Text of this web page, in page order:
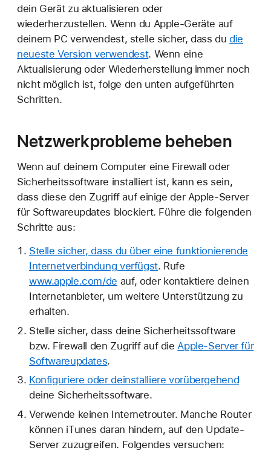
dein Gerät zu aktualisieren oder
wiederherzustellen. Wenn du Apple-Geräte auf
deinem PC verwendest, stelle sicher, dass dudie
neueste Version verwendest. Wenn eine
Aktualisierung oder Wiederherstellung immer noch
nicht möglich ist, folge den unten aufgeführten
Schritten.
Netzwerkprobleme beheben
Wenn auf deinem Computer eine Firewall oder
Sicherheitssoftware installiert ist, kann es sein,
dass diese den Zugriff auf einige der Apple-Server
für Softwareupdates blockiert. Führe die folgenden
Schritte aus:
Stelle sicher, dass du über eine funktionierende
Internetverbindung verfügst. Rufe
www.apple.com/de auf, oder kontaktiere deinen
Internetanbieter, um weitere Unterstützung zu
erhalten.
Stelle sicher, dass deine Sicherheitssoftware
bzw. Firewall den Zugriff auf die Apple-Server für
Softwareupdates.
Konfiguriere oder deinstalliere vorübergehend
deine Sicherheitssoftware.
Verwende keinen Internetrouter. Manche Router
können iTunes daran hindern, auf den Update-
Server zuzugreifen. Folgendes versuchen: